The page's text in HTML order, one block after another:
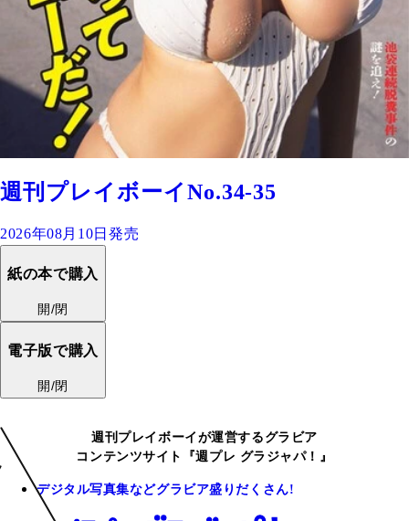
週刊プレイボーイNo.34-35
2026年08月10日発売
紙の本で購入
開/閉
電子版で購入
開/閉
週刊プレイボーイが運営するグラビア
コンテンツサイト『週プレ グラジャパ！』
デジタル写真集などグラビア盛りだくさん!